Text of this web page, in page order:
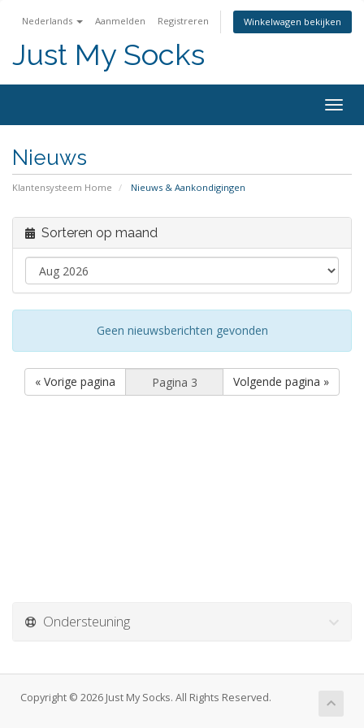
Nederlands Aanmelden Registreren Winkelwagen bekijken
Just My Socks
Nieuws
Klantensysteem Home Nieuws & Aankondigingen
Sorteren op maand
Geen nieuwsberichten gevonden
« Vorige pagina Volgende pagina »
Ondersteuning
Copyright © 2026 Just My Socks. All Rights Reserved.